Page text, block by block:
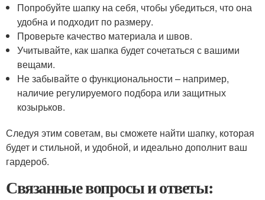
Попробуйте шапку на себя, чтобы убедиться, что она
удобна и подходит по размеру.
Проверьте качество материала и швов.
Учитывайте, как шапка будет сочетаться с вашими
вещами.
Не забывайте о функциональности – например,
наличие регулируемого подбора или защитных
козырьков.
Следуя этим советам, вы сможете найти шапку, которая
будет и стильной, и удобной, и идеально дополнит ваш
гардероб.
Связанные вопросы и ответы: